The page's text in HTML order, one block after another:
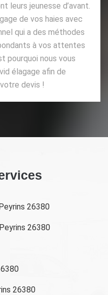
leurs jeunesse d’avant.
de vos haies avec
qui a des méthodes
à vos attentes
pourquoi nous vous
élagage afin de
devis !
26380
26380
26380